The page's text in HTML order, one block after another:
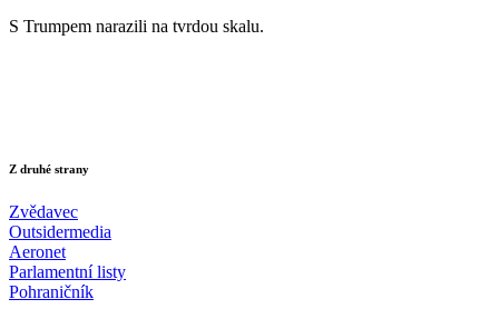
S Trumpem narazili na tvrdou skalu.
Z druhé strany
Zvědavec
Outsidermedia
Aeronet
Parlamentní listy
Pohraničník